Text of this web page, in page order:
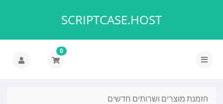
SCRIPTCASE.HOST
הפעלת
0
הזמנת מוצרים ושרותים חדשים